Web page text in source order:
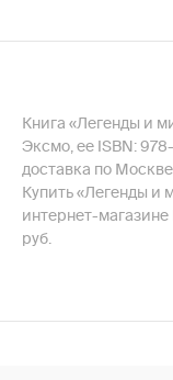
Книга «Легенды и
Эксмо, ее ISBN:
доставка по
Купить «Легенды
интернет-
руб.